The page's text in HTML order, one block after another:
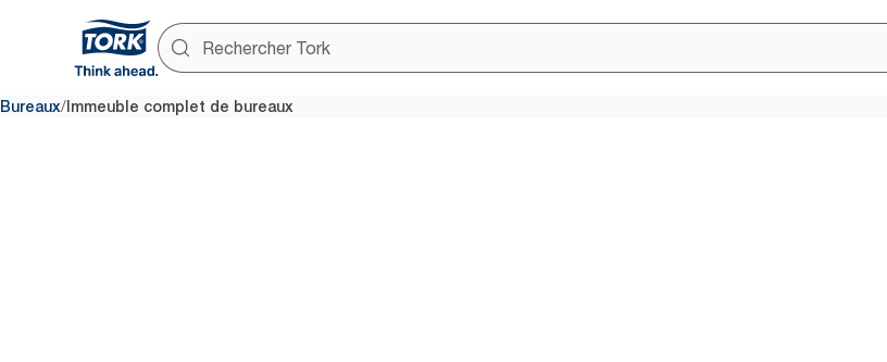
Bureaux/ Immeuble complet de bureaux